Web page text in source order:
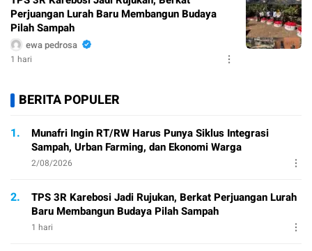
Perjuangan Lurah Baru Membangun Budaya
Pilah Sampah
ewa pedrosa
1 hari
BERITA POPULER
1.
Munafri Ingin RT/RW Harus Punya Siklus Integrasi
Sampah, Urban Farming, dan Ekonomi Warga
2/08/2026
2.
TPS 3R Karebosi Jadi Rujukan, Berkat Perjuangan Lurah
Baru Membangun Budaya Pilah Sampah
1 hari